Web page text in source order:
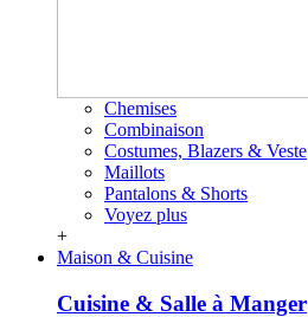
Chemises
Combinaison
Costumes, Blazers & Veste
Maillots
Pantalons & Shorts
Voyez plus
+
Maison & Cuisine
Cuisine & Salle à Manger